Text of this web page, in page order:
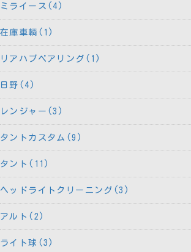
ミライース(4)
在庫車輌(1)
リアハブベアリング(1)
日野(4)
レンジャー(3)
タントカスタム(9)
タント(11)
ヘッドライトクリーニング(3)
アルト(2)
ライト球(3)